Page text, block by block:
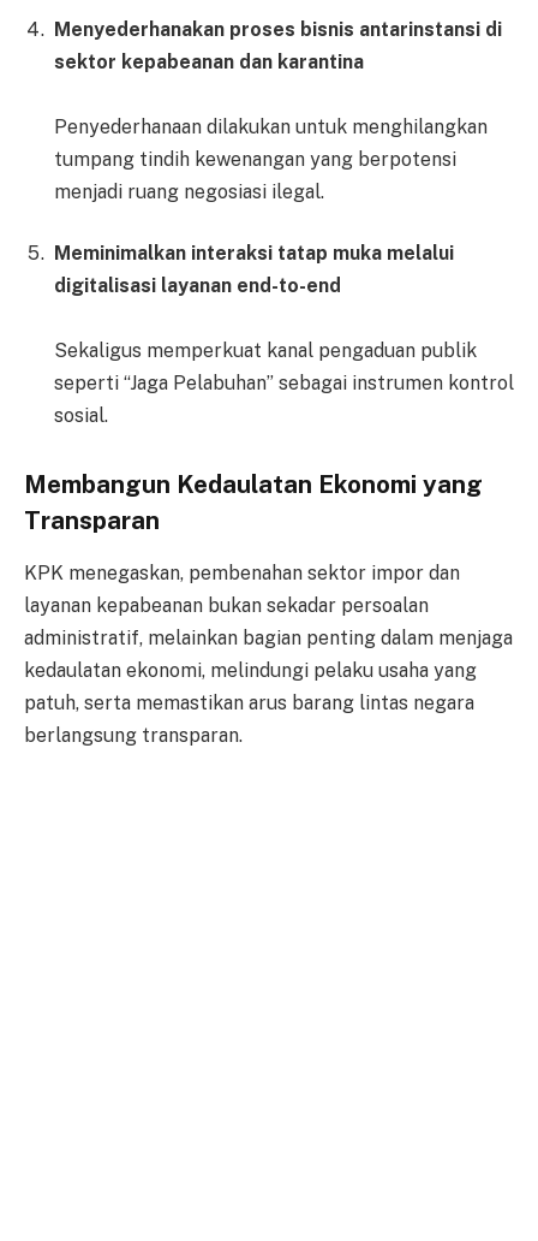
Menyederhanakan proses bisnis antarinstansi di
sektor kepabeanan dan karantina
Penyederhanaan dilakukan untuk menghilangkan
tumpang tindih kewenangan yang berpotensi
menjadi ruang negosiasi ilegal.
Meminimalkan interaksi tatap muka melalui
digitalisasi layanan end-to-end
Sekaligus memperkuat kanal pengaduan publik
seperti “Jaga Pelabuhan” sebagai instrumen kontrol
sosial.
Membangun Kedaulatan Ekonomi yang
Transparan
KPK menegaskan, pembenahan sektor impor dan
layanan kepabeanan bukan sekadar persoalan
administratif, melainkan bagian penting dalam menjaga
kedaulatan ekonomi, melindungi pelaku usaha yang
patuh, serta memastikan arus barang lintas negara
berlangsung transparan.